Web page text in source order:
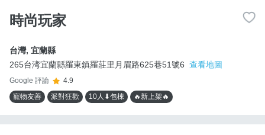
時尚玩家
台灣, 宜蘭縣
265台湾宜蘭縣羅東鎮羅莊里月眉路625巷51號6 查看地圖
Google 評論
4.9
寵物友善
派對狂歡 10人⬇包棟 🔥新上架🔥